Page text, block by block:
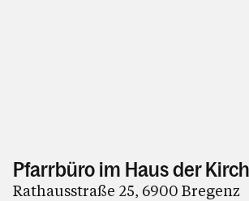
Pfarrbüro im Haus der
Rathausstraße 25, 6900 Bregenz